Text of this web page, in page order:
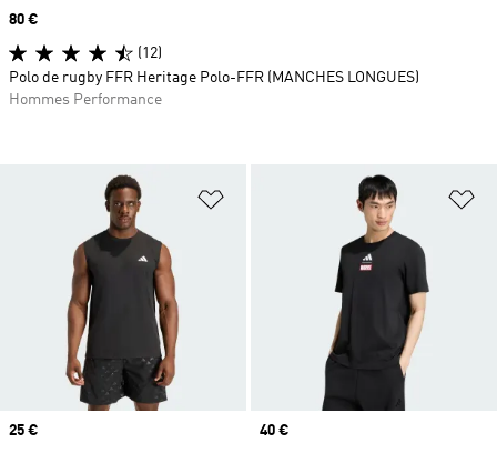
Ajouter à la Liste de produits
Prix
25 €
Prix
40 €
Prix
80 €
(12)
Polo de rugby FFR Heritage Polo-FFR (MANCHES LONGUES)
Hommes Performance